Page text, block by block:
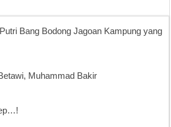
Bang Bodong Jagoan Kampung yang
Muhammad Bakir